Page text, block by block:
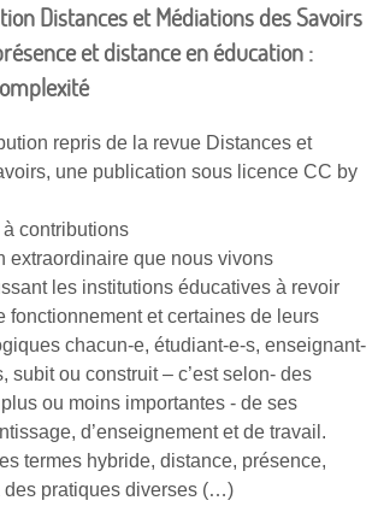
Transition
IMT
Colloques
Vidéos
S’inscrire
Se connecter
Distances et Médiations des Savoirs
et distance en éducation :
repris de la revue Distances et
une publication sous licence CC by
contributions
extraordinaire que nous vivons
les institutions éducatives à revoir
fonctionnement et certaines de leurs
chacun-e, étudiant-e-s, enseignant-
subit ou construit – c’est selon- des
ou moins importantes - de ses
d’enseignement et de travail.
termes hybride, distance, présence,
des pratiques diverses (…)